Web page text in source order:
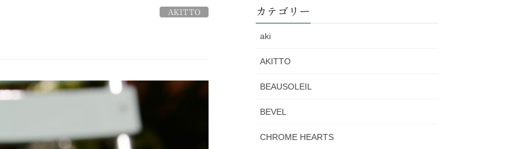
AKITTO カテゴリー
aki
AKITTO
BEAUSOLEIL
BEVEL
CHROME HEARTS